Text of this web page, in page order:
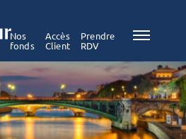
Nos
fonds
Accès
Client
Prendre
RDV